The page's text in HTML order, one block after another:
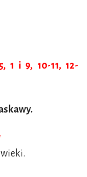
1 i 9, 10-11, 12-